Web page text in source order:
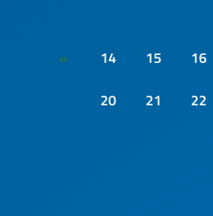
« 14 15 16
20
21 22